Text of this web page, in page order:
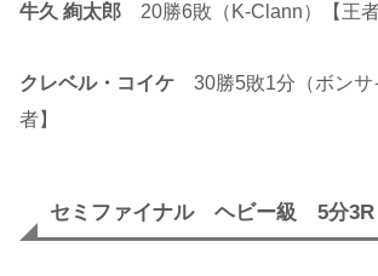
牛久 絢太郎 20勝6敗（K-Clann）【王者
クレベル・コイケ 30勝5敗1分（ボンサ
者】
セミファイナル ヘビー級 5分3R